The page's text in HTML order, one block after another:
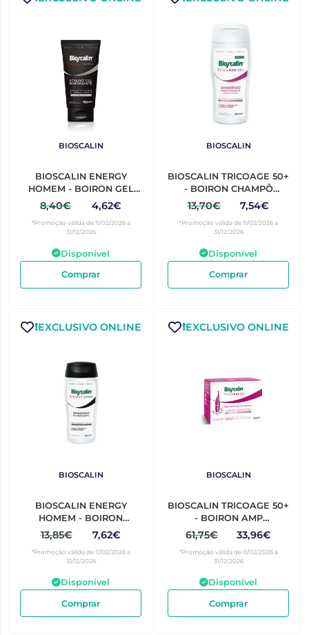
BIOSCALIN
BIOSCALIN ENERGY
HOMEM - BOIRON GEL
MODELADOR FORTIFIC
8,40€ 4,62€
*Promoção válida de 11/02/2026 a
31/12/2026
Disponível
Comprar
BIOSCALIN
BIOSCALIN TRICOAGE 50+
- BOIRON CHAMPÔ
FORTIF 200ML
13,70€ 7,54€
*Promoção válida de 11/02/2026 a
31/12/2026
Disponível
Comprar
❗️EXCLUSIVO ONLINE
BIOSCALIN
BIOSCALIN ENERGY
HOMEM - BOIRON
CHAMPÔ FORTIF 200ML
13,85€ 7,62€
*Promoção válida de 11/02/2026 a
31/12/2026
Disponível
Comprar
❗️EXCLUSIVO ONLINE
BIOSCALIN
BIOSCALIN TRICOAGE 50+
- BOIRON AMP
ANTIQUEDA 10X3.5ML
61,75€ 33,96€
*Promoção válida de 11/02/2026 a
31/12/2026
Disponível
Comprar